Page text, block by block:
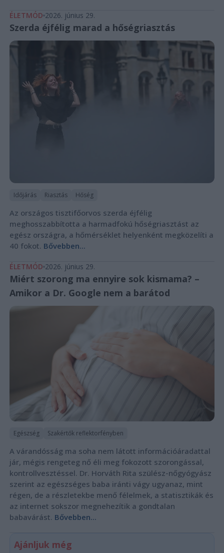
ÉLETMÓD 2026. június 29.
Szerda éjfélig marad a hőségriasztás
Időjárás Riasztás Hőség
Az országos tisztifőorvos szerda éjfélig
meghosszabbította a harmadfokú hőségriasztást az
egész országra, a hőmérséklet helyenként megközelíti a
40 fokot. Bővebben...
ÉLETMÓD 2026. június 29.
Miért szorong ma ennyire sok kismama? –
Amikor a Dr. Google nem a barátod
Egészség Szakértők reflektorfényben
A várandósság ma soha nem látott információáradattal
jár, mégis rengeteg nő éli meg fokozott szorongással,
kontrollvesztéssel. Dr. Horváth Rita szülész-nőgyógyász
szerint az egészséges baba iránti vágy ugyanaz, mint
régen, de a részletekbe menő félelmek, a statisztikák és
az internet sokszor megnehezítik a gondtalan
babavárást. Bővebben...
Ajánljuk még